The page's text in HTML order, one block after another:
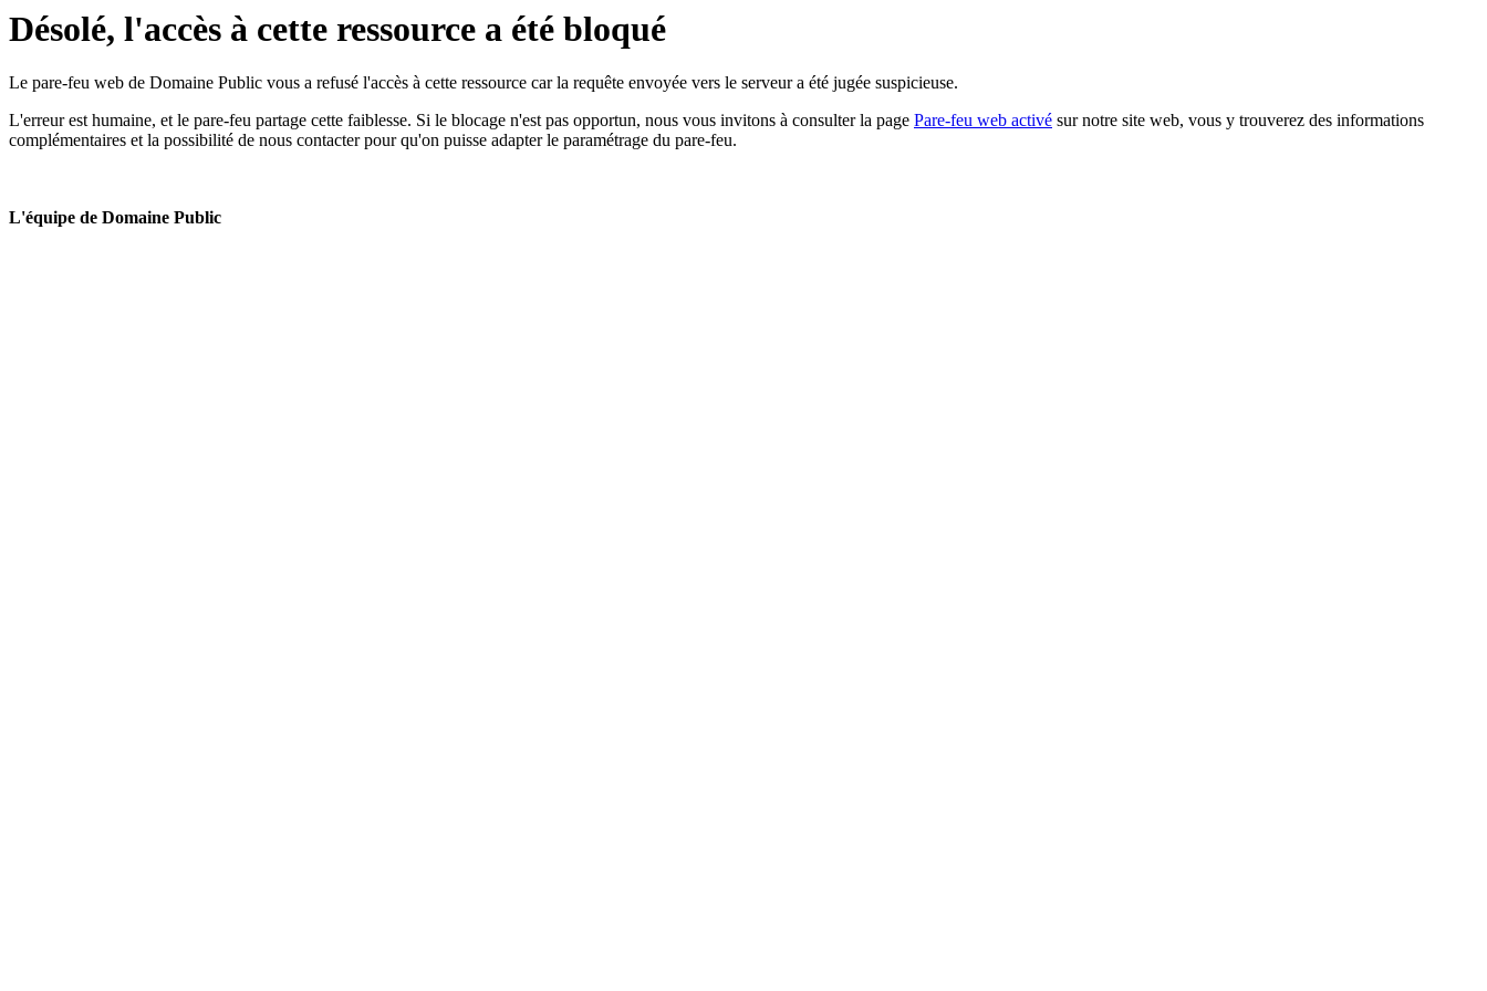
Désolé, l'accès à cette ressource a été bloqué
Le pare-feu web de Domaine Public vous a refusé l'accès à cette ressource car la requête envoyée vers le serveur a été jugée suspicieuse.
L'erreur est humaine, et le pare-feu partage cette faiblesse. Si le blocage n'est pas opportun, nous vous invitons à consulter la page Pare-feu web activé sur notre site web, vous y trouverez des informations
complémentaires et la possibilité de nous contacter pour qu'on puisse adapter le paramétrage du pare-feu.
L'équipe de Domaine Public